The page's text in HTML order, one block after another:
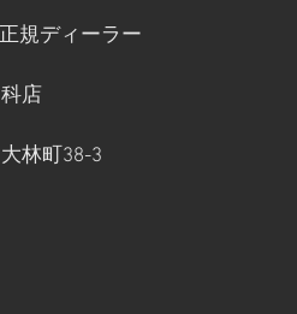
規ディーラー
店
林町38-3